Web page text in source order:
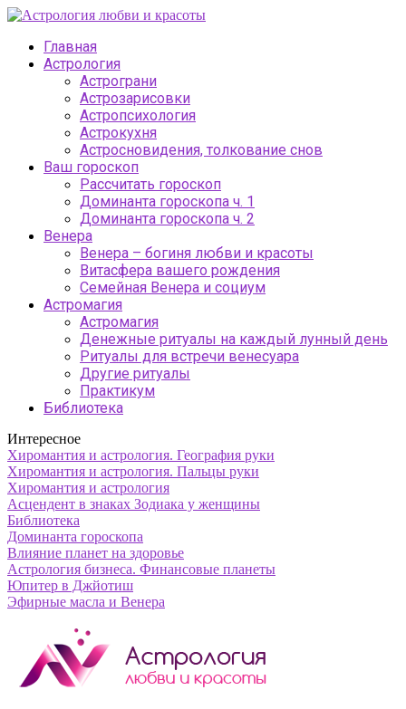
Главная
Астрология
Астрограни
Астрозарисовки
Астропсихология
Астрокухня
Астросновидения, толкование снов
Ваш гороскоп
Рассчитать гороскоп
Доминанта гороскопа ч. 1
Доминанта гороскопа ч. 2
Венера
Венера – богиня любви и красоты
Витасфера вашего рождения
Семейная Венера и социум
Астромагия
Астромагия
Денежные ритуалы на каждый лунный день
Ритуалы для встречи венесуара
Другие ритуалы
Практикум
Библиотека
Интересное
Хиромантия и астрология. География руки
Хиромантия и астрология. Пальцы руки
Хиромантия и астрология
Асцендент в знаках Зодиака у женщины
Библиотека
Доминанта гороскопа
Влияние планет на здоровье
Астрология бизнеса. Финансовые планеты
Юпитер в Джйотиш
Эфирные масла и Венера